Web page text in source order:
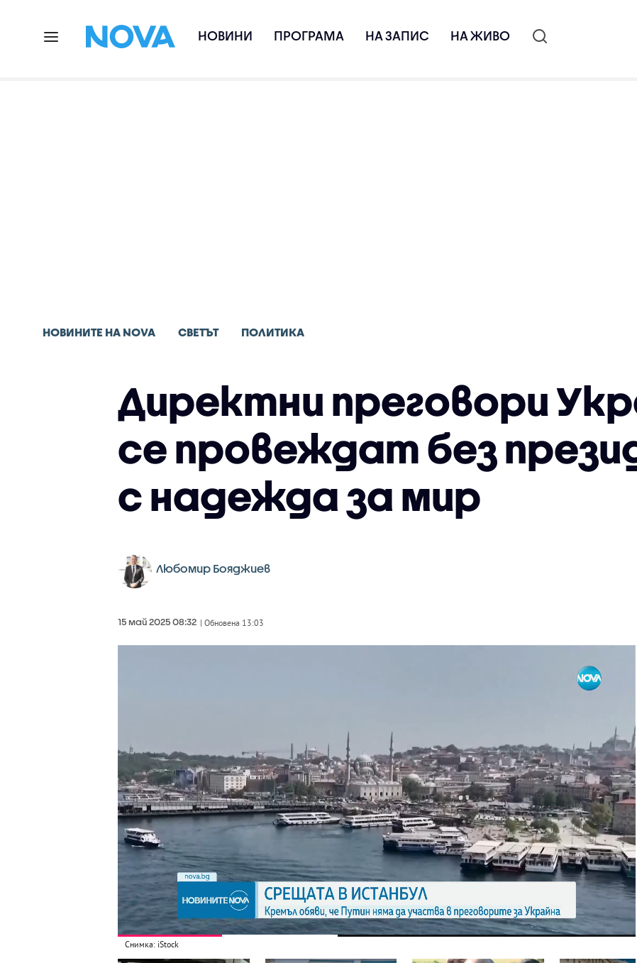
НОВИНИ ПРОГРАМА НА ЗАПИС НА ЖИВО
НОВИНИТЕ НА NOVA СВЕТЪТ ПОЛИТИКА
Директни преговори
се провеждат без
с надежда за мир
Любомир Бояджиев
15 май 2025 08:32 | Обновена 13:03
Снимка: iStock